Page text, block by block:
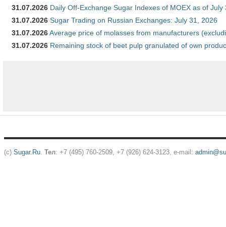
31.07.2026 Daily Off-Exchange Sugar Indexes of MOEX as of July
31.07.2026 Sugar Trading on Russian Exchanges: July 31, 2026
31.07.2026Average price of molasses from manufacturers
31.07.2026 Remaining stock of beet pulp granulated of own
(c) Sugar.Ru. Тел: +7 (495) 760-2509, +7 (926) 624-3123, e-mail: